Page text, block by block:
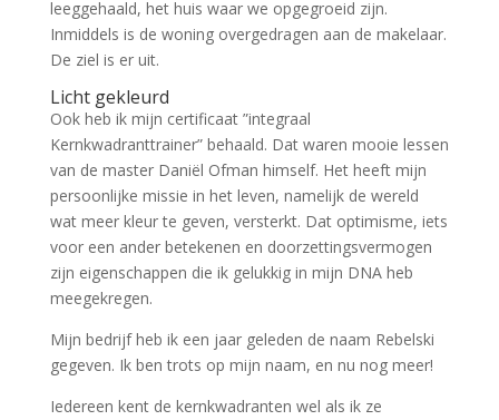
leeggehaald, het huis waar we opgegroeid zijn.
Inmiddels is de woning overgedragen aan de makelaar.
De ziel is er uit.
Licht gekleurd
Ook heb ik mijn certificaat ”integraal
Kernkwadranttrainer” behaald. Dat waren mooie lessen
van de master Daniël Ofman himself. Het heeft mijn
persoonlijke missie in het leven, namelijk de wereld
wat meer kleur te geven, versterkt. Dat optimisme, iets
voor een ander betekenen en doorzettingsvermogen
zijn eigenschappen die ik gelukkig in mijn DNA heb
meegekregen.
Mijn bedrijf heb ik een jaar geleden de naam Rebelski
gegeven. Ik ben trots op mijn naam, en nu nog meer!
Iedereen kent de kernkwadranten wel als ik ze